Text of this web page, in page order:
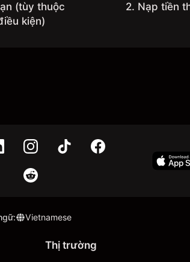
(tùy thuộc
kiện)
2. Nạp tiền
: Vietnamese
Thị trường